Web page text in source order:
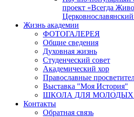
проект «Всегда
Жизнь академии
ФОТОГАЛЕРЕЯ
Общие сведения
Духовная жизнь
Студенческий совет
Академический хор
Православные
Выставка "Моя История"
ШКОЛА ДЛЯ МОЛОДЫХ
Контакты
Обратная связь